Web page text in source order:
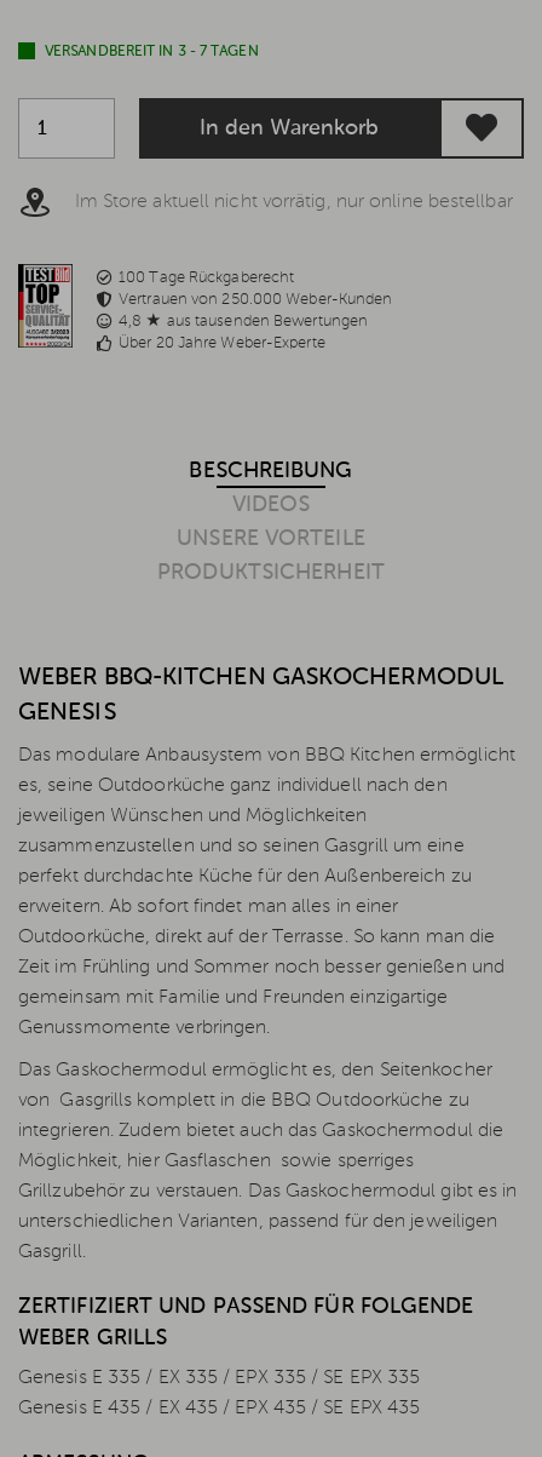
VERSANDBEREIT IN 3 - 7 TAGEN
In den Warenkorb
Im Store aktuell nicht vorrätig, nur online bestellbar
100 Tage Rückgaberecht
Vertrauen von 250.000 Weber-Kunden
4,8 ★ aus tausenden Bewertungen
Über 20 Jahre Weber-Experte
BESCHREIBUNG
VIDEOS
UNSERE VORTEILE
PRODUKTSICHERHEIT
WEBER BBQ-KITCHEN GASKOCHERMODUL
GENESIS
Das modulare Anbausystem von BBQ Kitchen ermöglicht
es, seine Outdoorküche ganz individuell nach den
jeweiligen Wünschen und Möglichkeiten
zusammenzustellen und so seinen Gasgrill um eine
perfekt durchdachte Küche für den Außenbereich zu
erweitern. Ab sofort findet man alles in einer
Outdoorküche, direkt auf der Terrasse. So kann man die
Zeit im Frühling und Sommer noch besser genießen und
gemeinsam mit Familie und Freunden einzigartige
Genussmomente verbringen.
Das Gaskochermodul ermöglicht es, den Seitenkocher
von Gasgrills komplett in die BBQ Outdoorküche zu
integrieren. Zudem bietet auch das Gaskochermodul die
Möglichkeit, hier Gasflaschen sowie sperriges
Grillzubehör zu verstauen. Das Gaskochermodul gibt es in
unterschiedlichen Varianten, passend für den jeweiligen
Gasgrill.
ZERTIFIZIERT UND PASSEND FÜR FOLGENDE
WEBER GRILLS
Genesis E 335 / EX 335 / EPX 335 / SE EPX 335
Genesis E 435 / EX 435 / EPX 435 / SE EPX 435